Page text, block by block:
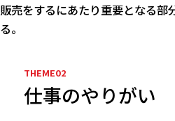
販売をするにあたり重要となる部
る。
仕事のやりがい